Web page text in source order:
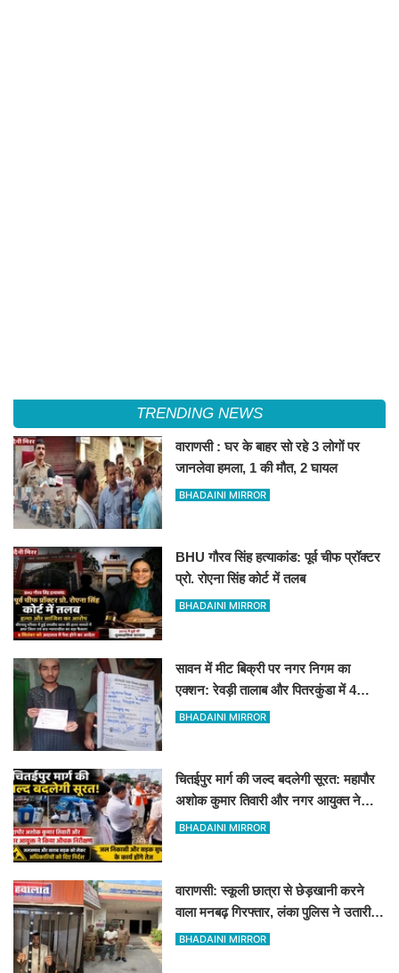
TRENDING NEWS
वाराणसी : घर के बाहर सो रहे 3 लोगों पर
जानलेवा हमला, 1 की मौत, 2 घायल
BHADAINI MIRROR
BHU गौरव सिंह हत्याकांड: पूर्व चीफ प्रॉक्टर
प्रो. रोएना सिंह कोर्ट में तलब
BHADAINI MIRROR
सावन में मीट बिक्री पर नगर निगम का
एक्शन: रेवड़ी तालाब और पितरकुंडा में 4
दुकानों पर गिरी गाज
BHADAINI MIRROR
चितईपुर मार्ग की जल्द बदलेगी सूरत: महापौर
अशोक कुमार तिवारी और नगर आयुक्त ने
किया औचक निरीक्षण
BHADAINI MIRROR
वाराणसी: स्कूली छात्रा से छेड़खानी करने
वाला मनबढ़ गिरफ्तार, लंका पुलिस ने उतारी
हीरोपंती
BHADAINI MIRROR